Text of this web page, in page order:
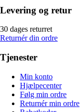
Levering og retur
30 dages returret
Returnér din ordre
Tjenester
Min konto
Hjælpecenter
Følg min ordre
Returnér min ordre